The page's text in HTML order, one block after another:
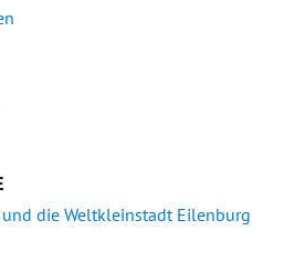
und die Weltkleinstadt Eilenburg